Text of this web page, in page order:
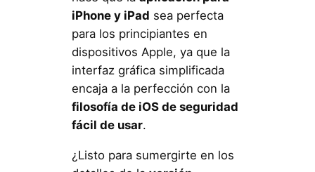
iPhone y iPad sea perfecta
para los principiantes en
dispositivos Apple, ya que la
interfaz gráfica simplificada
encaja a la perfección con la
filosofía de iOS de seguridad
fácil de usar.
¿Listo para sumergirte en los